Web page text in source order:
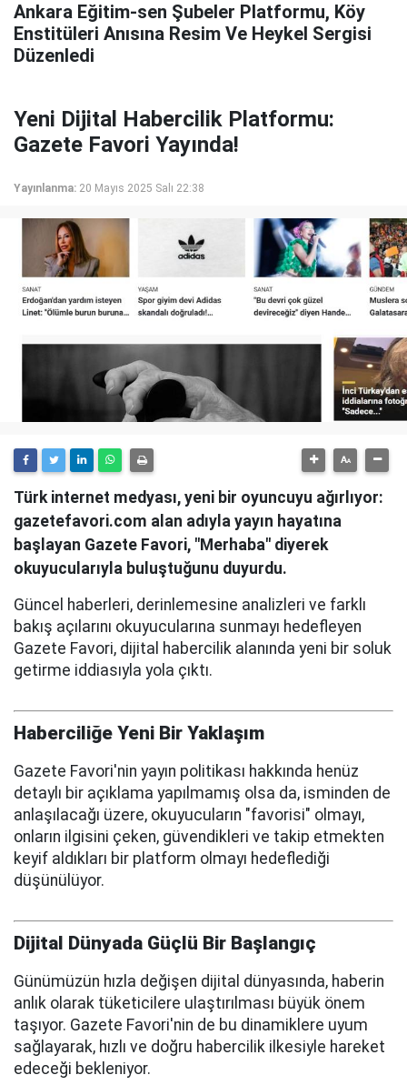
Ankara Eğitim-sen Şubeler Platformu, Köy
Enstitüleri Anısına Resim Ve Heykel Sergisi
Düzenledi
Yeni Dijital Habercilik Platformu:
Gazete Favori Yayında!
Yayınlanma: 20 Mayıs 2025 Salı 22:38
Türk internet medyası, yeni bir oyuncuyu ağırlıyor:
gazetefavori.com alan adıyla yayın hayatına
başlayan Gazete Favori, "Merhaba" diyerek
okuyucularıyla buluştuğunu duyurdu.
Güncel haberleri, derinlemesine analizleri ve farklı
bakış açılarını okuyucularına sunmayı hedefleyen
Gazete Favori, dijital habercilik alanında yeni bir soluk
getirme iddiasıyla yola çıktı.
Haberciliğe Yeni Bir Yaklaşım
Gazete Favori'nin yayın politikası hakkında henüz
detaylı bir açıklama yapılmamış olsa da, isminden de
anlaşılacağı üzere, okuyucuların "favorisi" olmayı,
onların ilgisini çeken, güvendikleri ve takip etmekten
keyif aldıkları bir platform olmayı hedeflediği
düşünülüyor.
Dijital Dünyada Güçlü Bir Başlangıç
Günümüzün hızla değişen dijital dünyasında, haberin
anlık olarak tüketicilere ulaştırılması büyük önem
taşıyor. Gazete Favori'nin de bu dinamiklere uyum
sağlayarak, hızlı ve doğru habercilik ilkesiyle hareket
edeceği bekleniyor.